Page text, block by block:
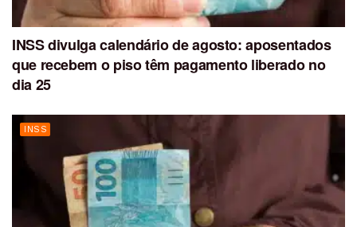
INSS divulga calendário de agosto: aposentados
que recebem o piso têm pagamento liberado no
dia 25
INSS